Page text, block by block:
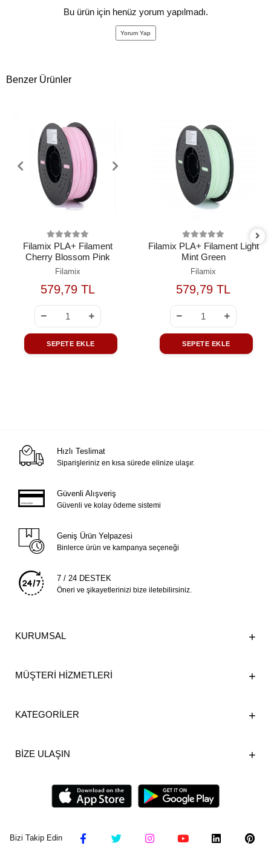
Bu ürün için henüz yorum yapılmadı.
Yorum Yap
Benzer Ürünler
Filamix PLA+ Filament
Cherry Blossom Pink
Filamix
579,79 TL
SEPETE EKLE
Filamix PLA+ Filament Light
Mint Green
Filamix
579,79 TL
SEPETE EKLE
Hızlı Teslimat
Siparişleriniz en kısa sürede elinize ulaşır.
Güvenli Alışveriş
Güvenli ve kolay ödeme sistemi
Geniş Ürün Yelpazesi
Binlerce ürün ve kampanya seçeneği
7 / 24 DESTEK
Öneri ve şikayetlerinizi bize iletebilirsiniz.
KURUMSAL
MÜŞTERİ HİZMETLERİ
KATEGORİLER
BİZE ULAŞIN
Bizi Takip Edin